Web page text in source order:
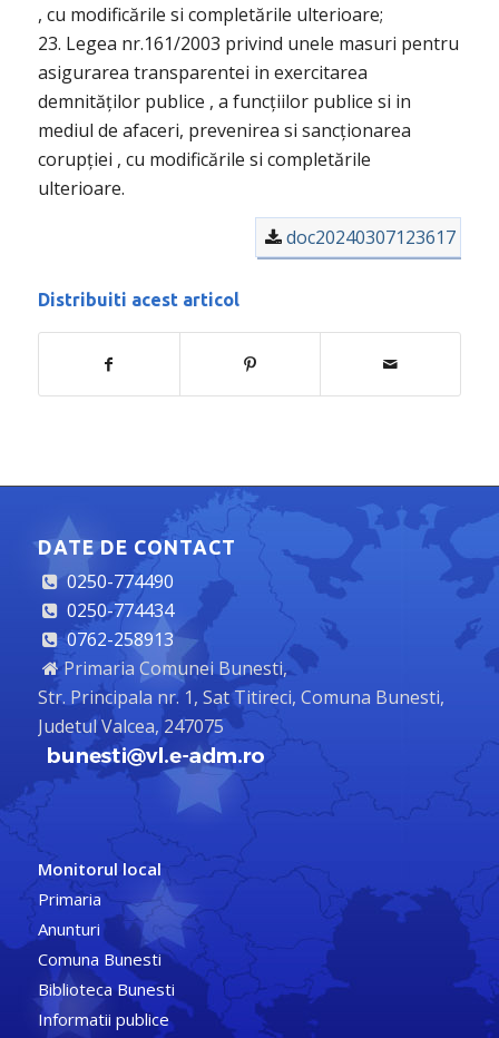
, cu modificările si completările ulterioare;
23. Legea nr.161/2003 privind unele masuri pentru
asigurarea transparentei in exercitarea
demnităților publice , a funcțiilor publice si in
mediul de afaceri, prevenirea si sancționarea
corupției , cu modificările si completările
ulterioare.
doc20240307123617
Distribuiti acest articol
DATE DE CONTACT
0250-774490
0250-774434
0762-258913
Primaria Comunei Bunesti,
Str. Principala nr. 1, Sat Titireci, Comuna Bunesti,
Judetul Valcea, 247075
Monitorul local
Primaria
Anunturi
Comuna Bunesti
Biblioteca Bunesti
Informatii publice